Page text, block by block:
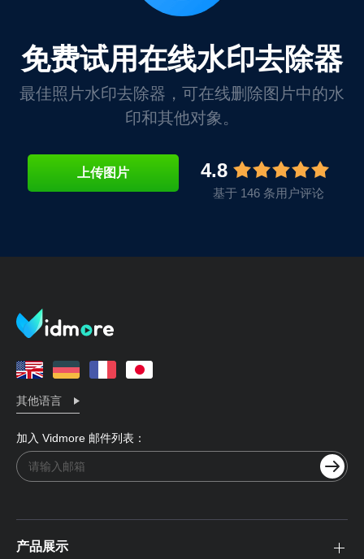
免费试用在线水印去除器
最佳照片水印去除器，可在线删除图片中的水
印和其他对象。
上传图片 4.8
基于 146 条用户评论
其他语言
加入 Vidmore 邮件列表：
产品展示